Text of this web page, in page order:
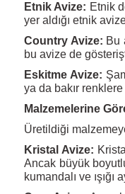
Etnik Avize: Etnik
yer aldığı etnik
Country Avize: Bu
bu avize de
Eskitme Avize:
ya da bakır
Malzemelerine
Üretildiği
Kristal Avize:
Ancak büyük
kumandalı ve